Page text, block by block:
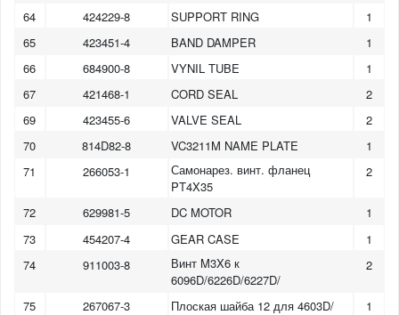
64
424229-8 SUPPORT RING
1
65
423451-4 BAND DAMPER
1
66
684900-8 VYNIL TUBE
1
67
421468-1 CORD SEAL
2
69
423455-6 VALVE SEAL
2
70
814D82-8 VC3211M NAME PLATE
1
71
266053-1
Самонарез. винт. фланец
PT4X35
2
72 629981-5 DC MOTOR
1
73
454207-4 GEAR CASE
1
74
911003-8
Винт M3X6 к
6096D/6226D/6227D/
2
75 267067-3 Плоская шайба 12 для 4603D/
1